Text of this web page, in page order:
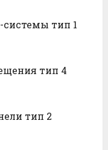
тип 1
тип 4
тип 2